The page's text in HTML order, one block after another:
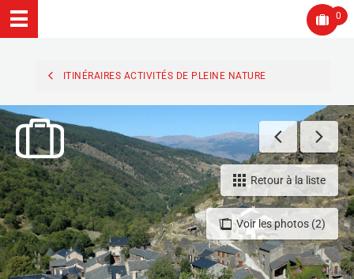
0
ITINÉRAIRES ACTIVITÉS DE PLEINE NATURE
Voir les photos (2)
Retour à la liste